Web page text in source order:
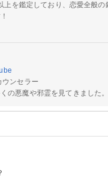
上を鑑定しており、恋愛全般
ウンセラー
の悪魔や邪霊を見てきました